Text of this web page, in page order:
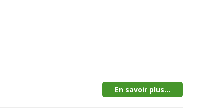
En savoir plus...